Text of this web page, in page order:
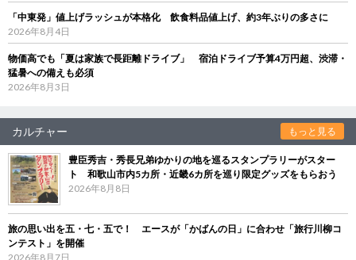
「中東発」値上げラッシュが本格化 飲食料品値上げ、約3年ぶりの多さに
2026年8月4日
物価高でも「夏は家族で長距離ドライブ」 宿泊ドライブ予算4万円超、渋滞・
猛暑への備えも必須
2026年8月3日
カルチャー もっと見る
豊臣秀吉・秀長兄弟ゆかりの地を巡るスタンプラリーがスター
ト 和歌山市内5カ所・近畿6カ所を巡り限定グッズをもらおう
2026年8月8日
旅の思い出を五・七・五で！ エースが「かばんの日」に合わせ「旅行川柳コ
ンテスト」を開催
2026年8月7日